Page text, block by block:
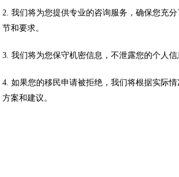
2. 我们将为您提供专业的咨询服务，确保您充
节和要求。
3. 我们将为您保守机密信息，不泄露您的个人信
4. 如果您的移民申请被拒绝，我们将根据实际
方案和建议。